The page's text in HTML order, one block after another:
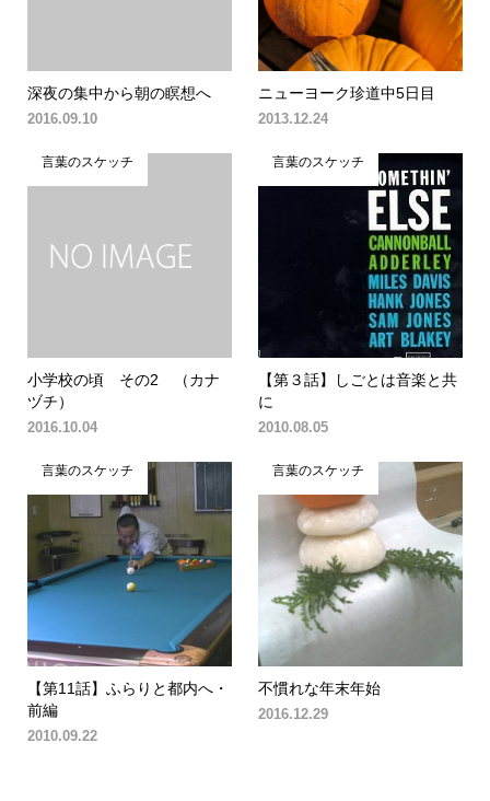
深夜の集中から朝の瞑想へ
2016.09.10
ニューヨーク珍道中5日目
2013.12.24
言葉のスケッチ
小学校の頃 その2 （カナ
ヅチ）
2016.10.04
言葉のスケッチ
【第３話】しごとは音楽と共
に
2010.08.05
言葉のスケッチ
【第11話】ふらりと都内へ・
前編
2010.09.22
言葉のスケッチ
不慣れな年末年始
2016.12.29